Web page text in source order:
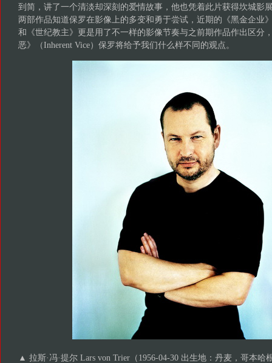
到简，讲了一个清淡却深刻的爱情故事，他也凭着此片获得坎城影
两部作品知道保罗在影像上的多变和勇于尝试，近期的《黑金企业
和《世纪教主》更是用了不一样的影像节奏与之前期作品作出区分
恶》（Inherent Vice）保罗将给予我们什么样不同的观点。
▲ 拉斯·冯·提尔 Lars von Trier（1956-04-30 出生地：丹麦，哥本哈